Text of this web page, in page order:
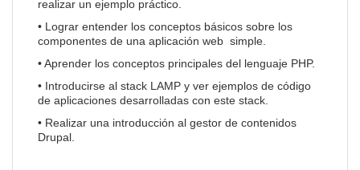
realizar un ejemplo práctico.
• Lograr entender los conceptos básicos sobre los
componentes de una aplicación web simple.
• Aprender los conceptos principales del lenguaje PHP.
• Introducirse al stack LAMP y ver ejemplos de código
de aplicaciones desarrolladas con este stack.
• Realizar una introducción al gestor de contenidos
Drupal.